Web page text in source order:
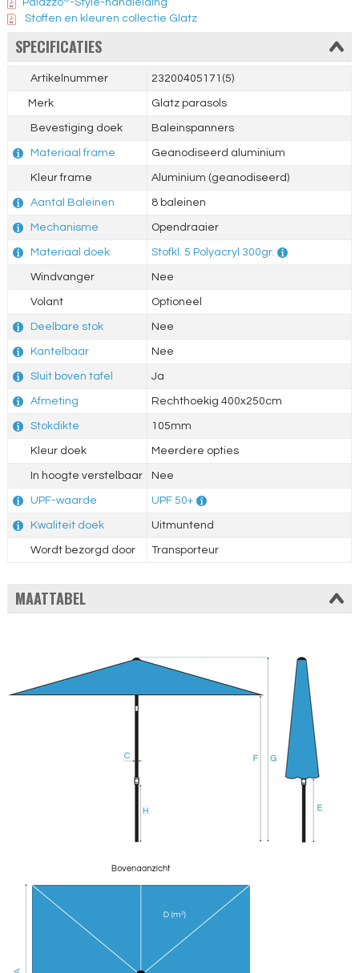
Palazzo
-Style-handleiding
Stoffen en kleuren collectie Glatz
SPECIFICATIES
Artikelnummer 23200405171(5)
Merk Glatz parasols
Bevestiging doek Baleinspanners
Materiaal frame Geanodiseerd aluminium
Kleur frame Aluminium (geanodiseerd)
Aantal Baleinen 8 baleinen
Mechanisme Opendraaier
Materiaal doek Stofkl. 5 Polyacryl 300gr.
Windvanger Nee
Volant Optioneel
Deelbare stok Nee
Kantelbaar Nee
Sluit boven tafel Ja
Afmeting Rechthoekig 400x250cm
Stokdikte 105mm
Kleur doek Meerdere opties
In hoogte verstelbaar Nee
UPF-waarde UPF 50+
Kwaliteit doek Uitmuntend
Wordt bezorgd door Transporteur
MAATTABEL